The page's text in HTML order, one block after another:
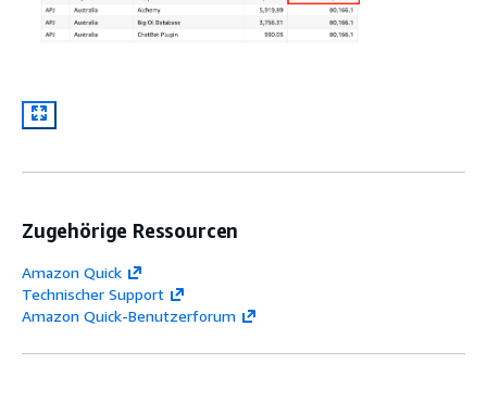
Zugehörige Ressourcen
Amazon Quick
Technischer Support
Amazon Quick-Benutzerforum